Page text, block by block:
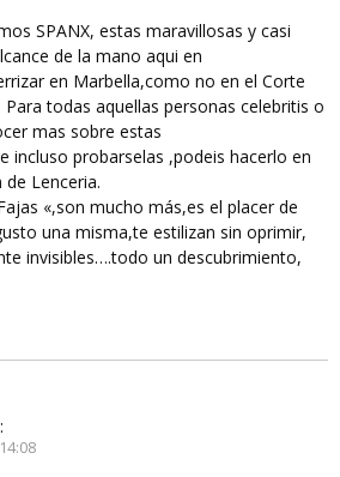
SPANX, estas maravillosas y casi
de la mano aqui en
en Marbella,como no en el Corte
todas aquellas personas celebritis o
mas sobre estas
incluso probarselas ,podeis hacerlo en
Lenceria.
«,son mucho más,es el placer de
una misma,te estilizan sin oprimir,
invisibles….todo un descubrimiento,